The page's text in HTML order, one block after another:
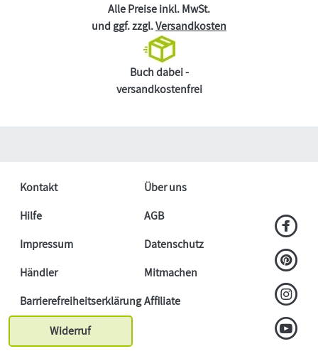
Alle Preise inkl. MwSt.
und ggf. zzgl.Versandkosten
Buch dabei -
versandkostenfrei
Kontakt
Über uns
Hilfe
AGB
Impressum
Datenschutz
Händler
Mitmachen
BarrierefreiheitserklärungAffiliate
Widerruf